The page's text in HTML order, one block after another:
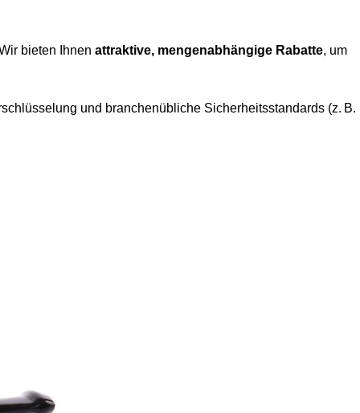
bieten Ihnen attraktive, mengenabhängige Rabatte, um
und branchenübliche Sicherheitsstandards (z. B.